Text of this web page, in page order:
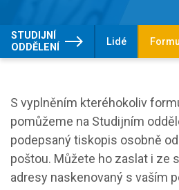
STUDIJNÍ
ODDĚLENÍ
Lidé
S vyplněním kteréhokoliv
pomůžeme na Studijním
podepsaný tiskopis osobně
poštou. Můžete ho zaslat i ze
adresy naskenovaný s vaším